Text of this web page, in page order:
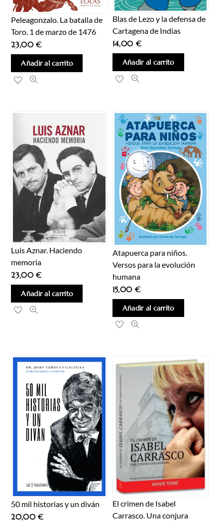
Peleagonzalo. La batalla de
Toro. 1 de marzo de 1476
23,00€
Añadir al carrito
Blas de Lezo y la defensa de
Cartagena de Indias
14,00 €
Añadir al carrito
Luis Aznar. Haciendo
memoria
23,00€
Añadir al carrito
Atapuerca para niños.
Versos para la evolución
humana
15,00 €
Añadir al carrito
50 mil historias y un diván
20,00€
El crimen de Isabel
Carrasco. Una conjura